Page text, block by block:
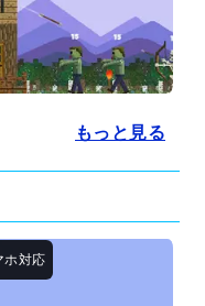
もっと見る